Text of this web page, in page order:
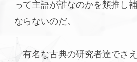
って主語が誰なのかを類推し
ならないのだ。
有名な古典の研究者達でさ